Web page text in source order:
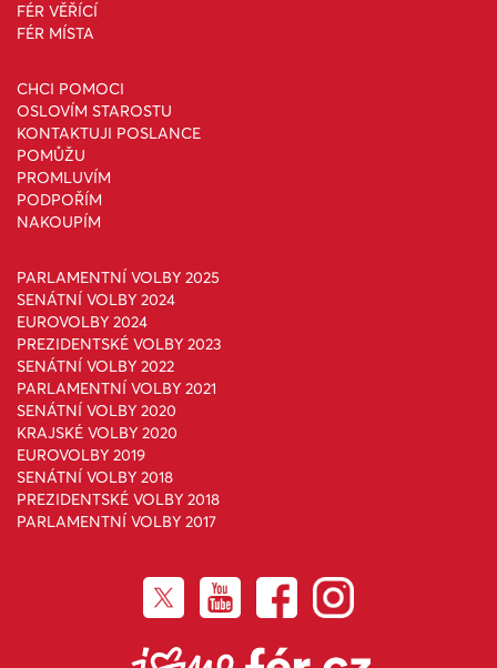
FÉR VĚŘÍCÍ
FÉR MÍSTA
CHCI POMOCI
OSLOVÍM STAROSTU
KONTAKTUJI POSLANCE
POMŮŽU
PROMLUVÍM
PODPOŘÍM
NAKOUPÍM
PARLAMENTNÍ VOLBY 2025
SENÁTNÍ VOLBY 2024
EUROVOLBY 2024
PREZIDENTSKÉ VOLBY 2023
SENÁTNÍ VOLBY 2022
PARLAMENTNÍ VOLBY 2021
SENÁTNÍ VOLBY 2020
KRAJSKÉ VOLBY 2020
EUROVOLBY 2019
SENÁTNÍ VOLBY 2018
PREZIDENTSKÉ VOLBY 2018
PARLAMENTNÍ VOLBY 2017